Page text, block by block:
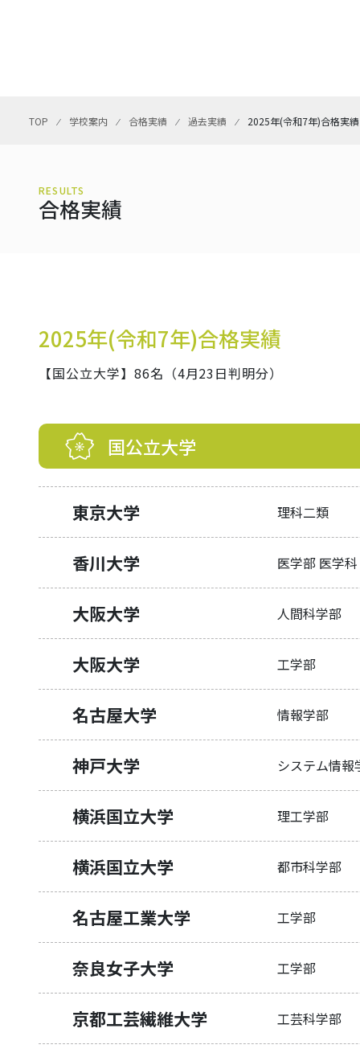
TOP ⁄ 学校案内 ⁄ 合格実績 ⁄ 過去実績 ⁄ 2025年(令和7年)合格実績
RESULTS
合格実績
2025年(令和7年)合格実績
【国公立大学】86名（4月23日判明分）
国公立大学
東京大学 理科二類
香川大学 医学部 医学科
大阪大学 人間科学部
大阪大学 工学部
名古屋大学 情報学部
神戸大学 システム情報
横浜国立大学 理工学部
横浜国立大学 都市科学部
名古屋工業大学 工学部
奈良女子大学 工学部
京都工芸繊維大学 工芸科学部